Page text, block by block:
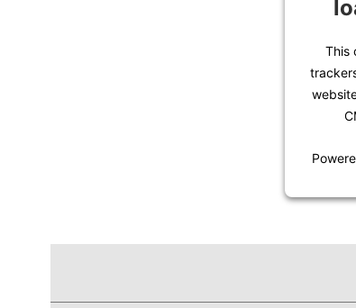
This